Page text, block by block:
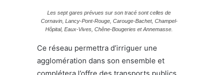
Les sept gares prévues sur son tracé sont celles de
Cornavin, Lancy-Pont-Rouge, Carouge-Bachet, Champel-
Hôpital, Eaux-Vives, Chêne-Bougeries et Annemasse.
Ce réseau permettra d’irriguer une
agglomération dans son ensemble et